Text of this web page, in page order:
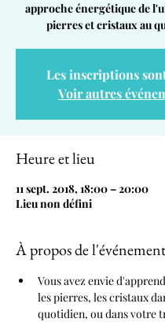
approche énergétique de
pierres et cristaux au
Les inscriptions
Voir autres
Heure et lieu
11 sept. 2018, 18:00 – 20:00
Lieu non défini
À propos de l'événement
Vous avez envie
les pierres, les cristaux
quotidien, ou dans votre